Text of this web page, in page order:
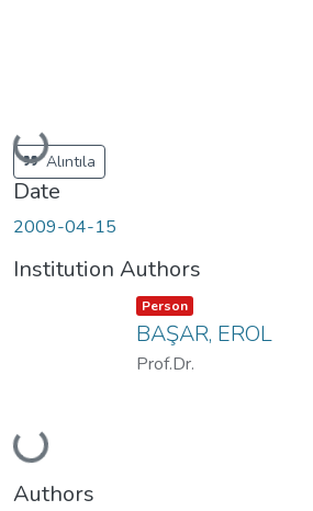
Loading...
Alıntıla
Date
2009-04-15
Institution Authors
Loading...
Item type:
Person ,
BAŞAR, EROL
Prof.Dr.
Authors